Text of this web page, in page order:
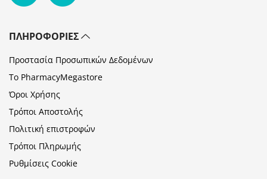
ΠΛΗΡΟΦΟΡΊΕΣ
Προστασία Προσωπικών Δεδομένων
Το PharmacyMegastore
Όροι Χρήσης
Τρόποι Αποστολής
Πολιτική επιστροφών
Τρόποι Πληρωμής
Ρυθμίσεις Cookie